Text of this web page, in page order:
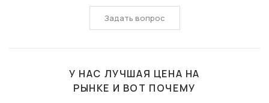
Задать вопрос
У НАС ЛУЧШАЯ ЦЕНА НА
РЫНКЕ И ВОТ ПОЧЕМУ